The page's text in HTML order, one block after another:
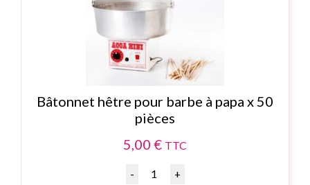
Bâtonnet hêtre pour barbe à papa x 50
pièces
5,00 € TTC
Quantité